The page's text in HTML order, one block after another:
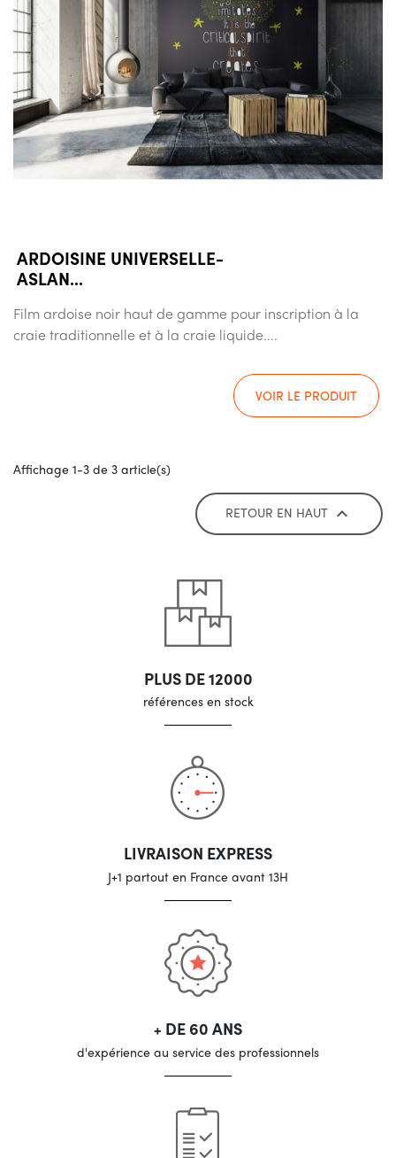
ARDOISINE UNIVERSELLE-
ASLAN...
Film ardoise noir haut de gamme pour inscription à la
craie traditionnelle et à la craie liquide....
VOIR LE PRODUIT
Affichage 1-3 de 3 article(s)
RETOUR EN HAUT 
PLUS DE 12000
références en stock
LIVRAISON EXPRESS
J+1 partout en France avant 13H
+ DE 60 ANS
d'expérience au service des professionnels